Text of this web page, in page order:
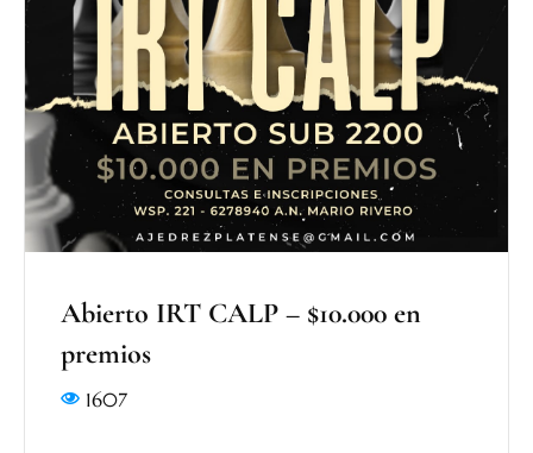
Abierto IRT CALP – $10.000 en
premios
1607